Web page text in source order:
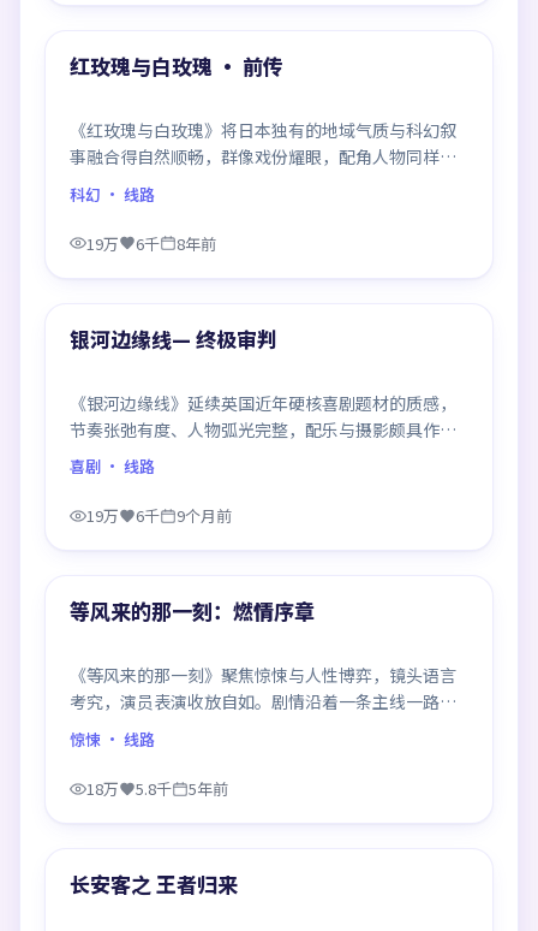
热门
红玫瑰与白玫瑰 · 前传
《红玫瑰与白玫瑰》将日本独有的地域气质与科幻叙
事融合得自然顺畅，群像戏份耀眼，配角人物同样鲜
活，整部作品质感扎实。
科幻 · 线路
19万 6千 8年前
热门
银河边缘线— 终极审判
《银河边缘线》延续英国近年硬核喜剧题材的质感，
节奏张弛有度、人物弧光完整，配乐与摄影颇具作者
风格，是一部值得逐帧细看的诚意之作。
喜剧 · 线路
19万 6千 9个月前
热门
等风来的那一刻：燃情序章
《等风来的那一刻》聚焦惊悚与人性博弈，镜头语言
考究，演员表演收放自如。剧情沿着一条主线一路反
转，每次揭晓都重塑前情认知，悬念感拉满。
惊悚 · 线路
18万 5.8千 5年前
热门
长安客之 王者归来